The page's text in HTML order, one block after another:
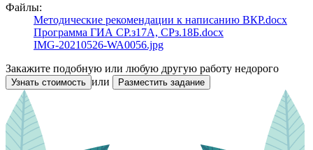
Файлы:
Методические рекомендации к написанию ВКР.docx
Программа ГИА СР.з17А, СРз.18Б.docx
IMG-20210526-WA0056.jpg
Закажите подобную или любую другую работу недорого
Узнать стоимость или Разместить задание